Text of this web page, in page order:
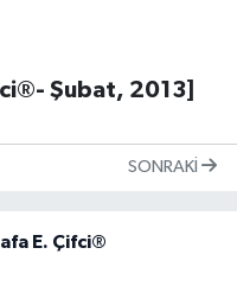
Şubat, 2013]
SONRAKI
E. Çifci®